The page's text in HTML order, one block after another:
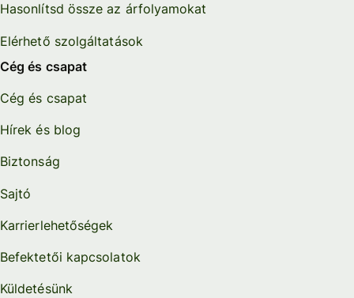
Hasonlítsd össze az árfolyamokat
Elérhető szolgáltatások
Cég és csapat
Cég és csapat
Hírek és blog
Biztonság
Sajtó
Karrierlehetőségek
Befektetői kapcsolatok
Küldetésünk